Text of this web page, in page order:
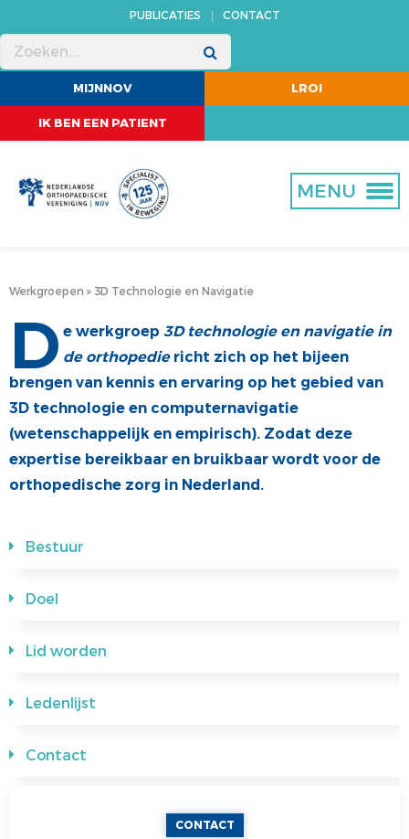
PUBLICATIES CONTACT
MIJNNOV LROI
IK BEN EEN PATIENT
MENU
MENU
KALENDER
NIEUWS
MENU
OVER ONS
MISSIE, VISIE EN DOELEN
STRATEGISCH BELEIDSPLAN 2021 - 2025
BESTUUR
BUREAU
LIDMAATSCHAP
COMMISSIES
COMMUNICATIE
ALV
MEDISCHE INDUSTRIE
MENU
OPLEIDING TOT ORTHOPEDISCH CHIRURG
FELLOWSHIPS
NA- EN BIJSCHOLING ORTHOPEDIE
CERTIFICERING TRAUMA
MENU
BBC-ADVIES
VERTROUWENSCOMMISSIE
NORMTIJDEN
JURIDISCHE DIENSTVERLENING
TRANSPARANTIEREGISTER
DBC
JONGE KLAREN
VACATUREBANK
MENU
CORE
ZORGEVALUATIE
TIJDSCHRIFTEN
Werkgroepen 3D Technologie en Navigatie
D e werkgroep 3D technologie en navigatie in
de orthopediericht zich op het bijeen
brengen van kennis en ervaring op het gebied van
3D technologie en computernavigatie
(wetenschappelijk en empirisch). Zodat deze
expertise bereikbaar en bruikbaar wordt voor de
orthopedische zorg in Nederland.
Bestuur
Doel
Lid worden
Ledenlijst
Contact
CONTACT